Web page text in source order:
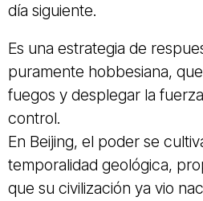
día siguiente.
Es una estrategia de
puramente hobbesiana,
fuegos y desplegar la
control.
En Beijing, el poder se
temporalidad geológica,
que su civilización ya vio